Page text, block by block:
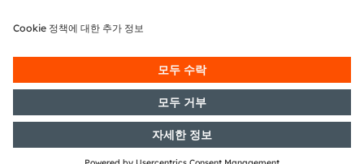
개인 정보 정책이용 약관거래 조건